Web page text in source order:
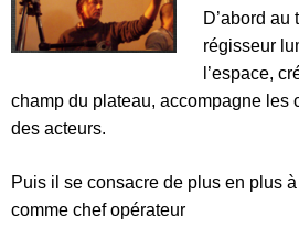
D’abord au
régisseur
l’espace,
champ du plateau, accompagne les
des acteurs.
Puis il se consacre de plus en plus
comme chef opérateur